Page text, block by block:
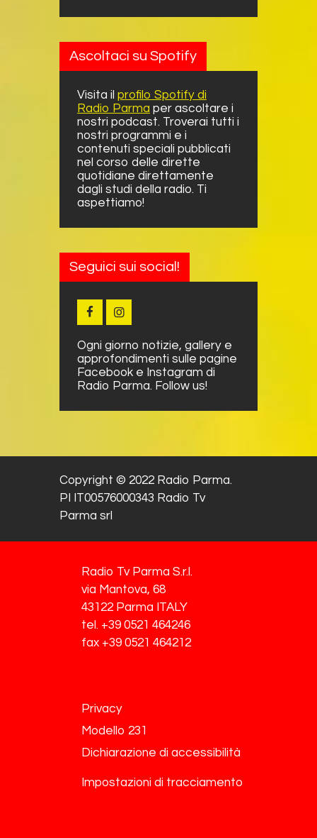
Ascoltaci su Spotify
Visita il profilo Spotify di
Radio Parma per ascoltare i
nostri podcast. Troverai tutti i
nostri programmi e i
contenuti speciali pubblicati
nel corso delle dirette
quotidiane direttamente
dagli studi della radio. Ti
aspettiamo!
Seguici sui social!
Ogni giorno notizie, gallery e
approfondimenti sulle pagine
Facebook e Instagram di
Radio Parma. Follow us!
Copyright © 2022 Radio Parma.
PI IT00576000343 Radio Tv
Parma srl
Radio Tv Parma S.r.l.
via Mantova, 68
43122 Parma ITALY
tel. +39 0521 464246
fax +39 0521 464212
Privacy
Modello 231
Dichiarazione di accessibilità
Impostazioni di tracciamento